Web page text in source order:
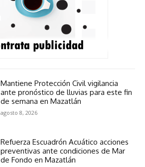
Mantiene Protección Civil vigilancia
ante pronóstico de lluvias para este fin
de semana en Mazatlán
agosto 8, 2026
Refuerza Escuadrón Acuático acciones
preventivas ante condiciones de Mar
de Fondo en Mazatlán